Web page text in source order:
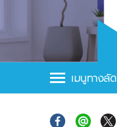
เมนูทางลัด